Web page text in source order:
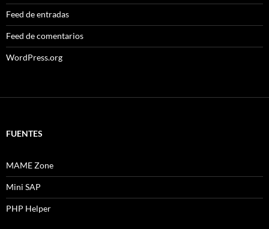
Feed de entradas
Feed de comentarios
WordPress.org
FUENTES
MAME Zone
Mini SAP
PHP Helper